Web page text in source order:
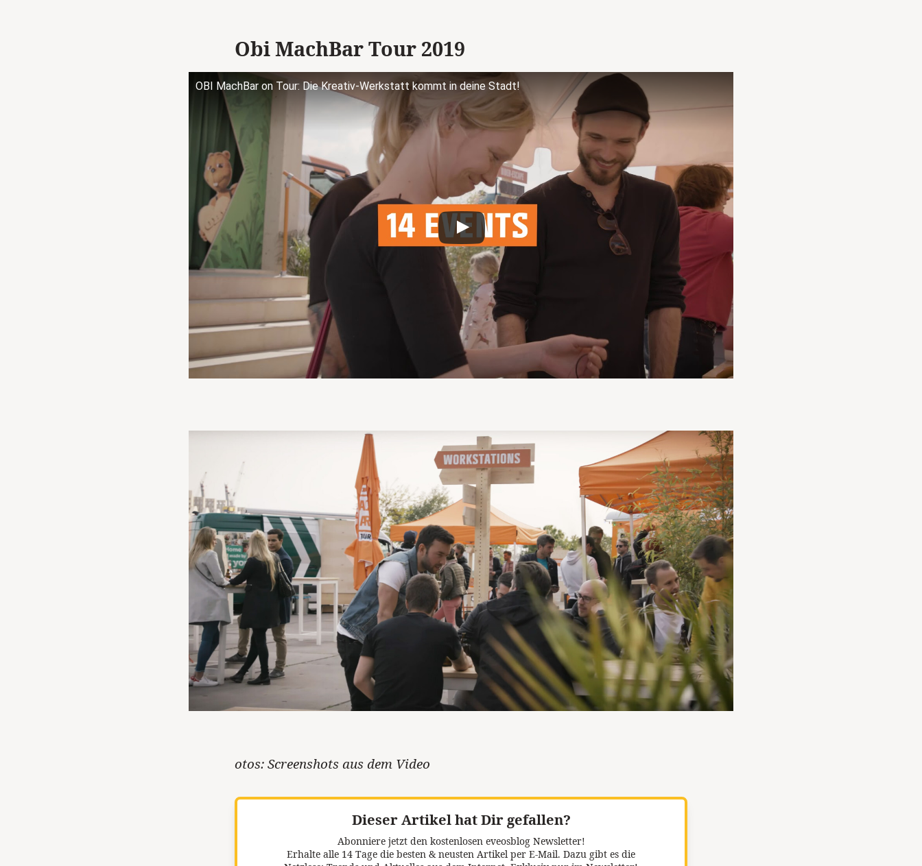
Obi MachBar Tour 2019
OBI MachBar on Tour: Die Kreativ-Werkstatt kommt in deine Stadt!
otos: Screenshots aus dem Video
Dieser Artikel hat Dir gefallen?
Abonniere jetzt den kostenlosen eveosblog Newsletter!
Erhalte alle 14 Tage die besten & neusten Artikel per E-Mail. Dazu gibt es die